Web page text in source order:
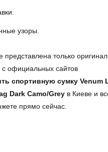
узоры.
только
с официальных сайтов
спортивную сумку Venum
Dark Camo/Grey в Киеве и
прямо сейчас.